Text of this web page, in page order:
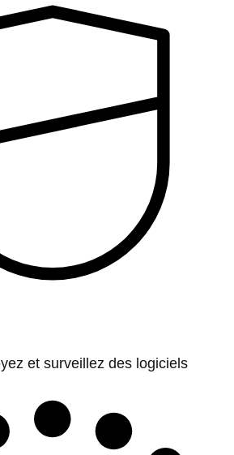
et surveillez des logiciels